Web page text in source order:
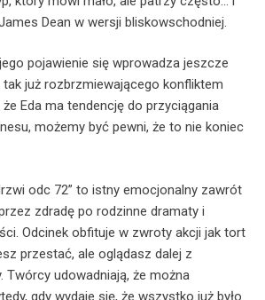
Dean w wersji bliskowschodniej.
pojawienie się wprowadza jeszcze
już rozbrzmiewającego konfliktem
Eda ma tendencję do przyciągania
możemy być pewni, że to nie koniec
odc 72” to istny emocjonalny zawrót
zdradę po rodzinne dramaty i
Odcinek obfituje w zwroty akcji jak tort
przestać, ale oglądasz dalej z
Twórcy udowadniają, że można
gdy wydaje się, że wszystko już było.